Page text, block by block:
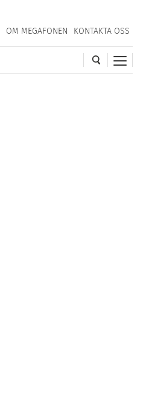
OM MEGAFONEN KONTAKTA OSS